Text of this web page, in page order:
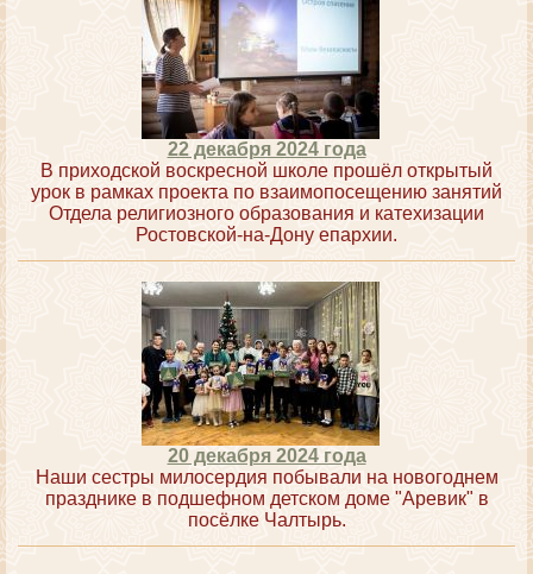
22 декабря 2024 года
В приходской воскресной школе прошёл открытый
урок в рамках проекта по взаимопосещению занятий
Отдела религиозного образования и катехизации
Ростовской-на-Дону епархии.
20 декабря 2024 года
Наши сестры милосердия побывали на новогоднем
празднике в подшефном детском доме "Аревик" в
посёлке Чалтырь.